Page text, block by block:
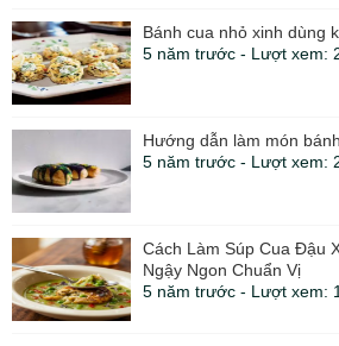
Bánh cua nhỏ xinh dùng
5 năm trước - Lượt xem:
Hướng dẫn làm món
5 năm trước - Lượt xem:
Cách Làm Súp Cua Đậu
Ngậy Ngon Chuẩn Vị
5 năm trước - Lượt xem: